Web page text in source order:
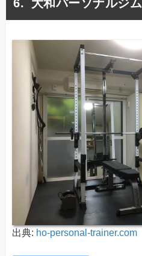
大和パーソナルジム
出典: ho-personal-trainer.com